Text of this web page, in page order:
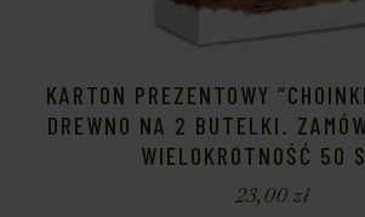
KARTON PREZENTOWY
DREWNO NA 2 BUTELKI.
WIELOKROTNOŚĆ 50
23,00zł